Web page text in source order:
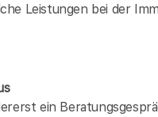
Leistungen bei der
ein